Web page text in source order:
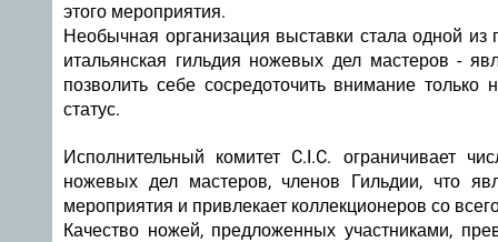
этого мероприятия.
Необычная организация выставки стала одной
итальянская гильдия ножевых дел мастеров -
позволить себе сосредоточить внимание только
статус.
Исполнительный комитет C.I.C. ограничивает
ножевых дел мастеров, членов Гильдии, что
мероприятия и привлекает коллекционеров со
Качество ножей, предложенных участниками,